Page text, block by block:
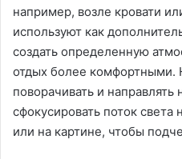
например, возле кровати
используют как
создать определенную
отдых более
поворачивать и направлять
сфокусировать поток света
или на картине, чтобы